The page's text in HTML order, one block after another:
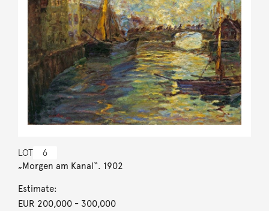
LOT 6
„Morgen am Kanal“. 1902
Estimate:
EUR 200,000- 300,000